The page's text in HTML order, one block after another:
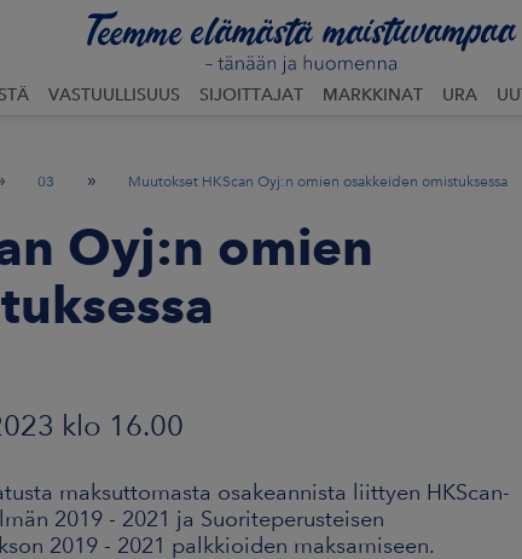
VASTUULLISUUS SIJOITTAJAT MARKKINAT URA
03 » Muutokset HKScan Oyj:n omien osakkeiden omistuksessa
Oyj:n omien
klo 16.00
maksuttomasta osakeannista liittyen HKScan-
2019 - 2021 ja Suoriteperusteisen
2019 - 2021 palkkioiden maksamiseen.